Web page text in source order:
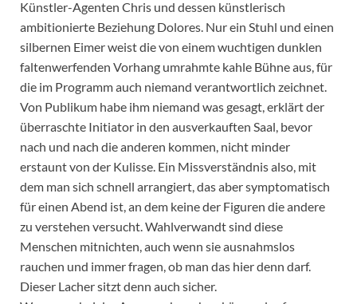
Künstler-Agenten Chris und dessen künstlerisch
ambitionierte Beziehung Dolores. Nur ein Stuhl und einen
silbernen Eimer weist die von einem wuchtigen dunklen
faltenwerfenden Vorhang umrahmte kahle Bühne aus, für
die im Programm auch niemand verantwortlich zeichnet.
Von Publikum habe ihm niemand was gesagt, erklärt der
überraschte Initiator in den ausverkauften Saal, bevor
nach und nach die anderen kommen, nicht minder
erstaunt von der Kulisse. Ein Missverständnis also, mit
dem man sich schnell arrangiert, das aber symptomatisch
für einen Abend ist, an dem keine der Figuren die andere
zu verstehen versucht. Wahlverwandt sind diese
Menschen mitnichten, auch wenn sie ausnahmslos
rauchen und immer fragen, ob man das hier denn darf.
Dieser Lacher sitzt denn auch sicher.